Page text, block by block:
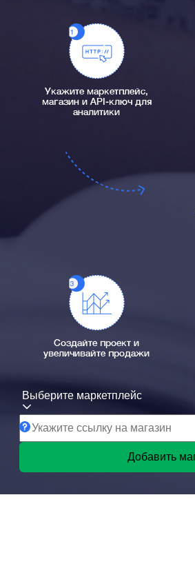
Укажите маркетплейс,
магазин и API-ключ для
аналитики
Создайте проект и
увеличивайте продажи
Выберите маркетплейс
Добавить